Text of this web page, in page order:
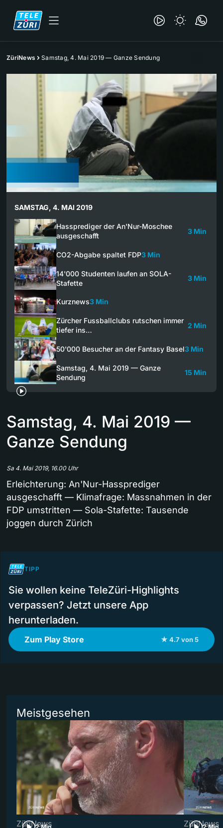
ZüriNews Samstag, 4. Mai 2019 — Ganze Sendung
SAMSTAG, 4. MAI 2019
Hassprediger der An'Nur-Moschee
ausgeschafft
3 Min
CO2-Abgabe spaltet FDP3 Min
14'000 Studenten laufen an SOLA-
Stafette
3 Min
Kurznews3 Min
Zürcher Fussballclubs rutschen immer
tiefer ins…
2 Min
50'000 Besucher an der Fantasy Basel3 Min
Samstag, 4. Mai 2019 — Ganze
Sendung
15 Min
Samstag, 4. Mai 2019 —
Ganze Sendung
Sa 4. Mai 2019, 16.00 Uhr
Erleichterung: An'Nur-Hassprediger
ausgeschafft — Klimafrage: Massnahmen in der
FDP umstritten — Sola-Stafette: Tausende
joggen durch Zürich
TIPP
Sie wollen keine TeleZüri-Highlights
verpassen? Jetzt unsere App
herunterladen.
Zum Play Store ★ 4.7 von 5
Meistgesehen
ZüriNews ZüriNews